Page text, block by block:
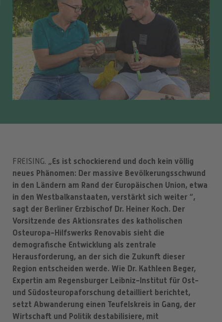
FREISING. „Es ist schockierend und doch kein völlig
neues Phänomen: Der massive Bevölkerungsschwund
in den Ländern am Rand der Europäischen Union, etwa
in den Westbalkanstaaten, verstärkt sich weiter “,
sagt der Berliner Erzbischof Dr. Heiner Koch. Der
Vorsitzende des Aktionsrates des katholischen
Osteuropa-Hilfswerks Renovabis sieht die
demografische Entwicklung als zentrale
Herausforderung, an der sich die Zukunft dieser
Region entscheiden werde. Wie Dr. Kathleen Beger,
Expertin am Regensburger Leibniz-Institut für Ost-
und Südosteuropaforschung detailliert berichtet,
setzt Abwanderung einen Teufelskreis in Gang, der
Wirtschaft und Politik destabilisiere, mit